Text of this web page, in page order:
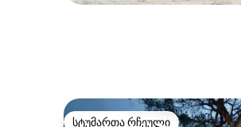
სტუმართა რჩეული